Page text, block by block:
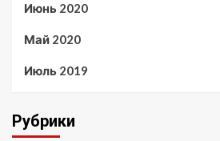
Июнь 2020
Май 2020
Июль 2019
Рубрики